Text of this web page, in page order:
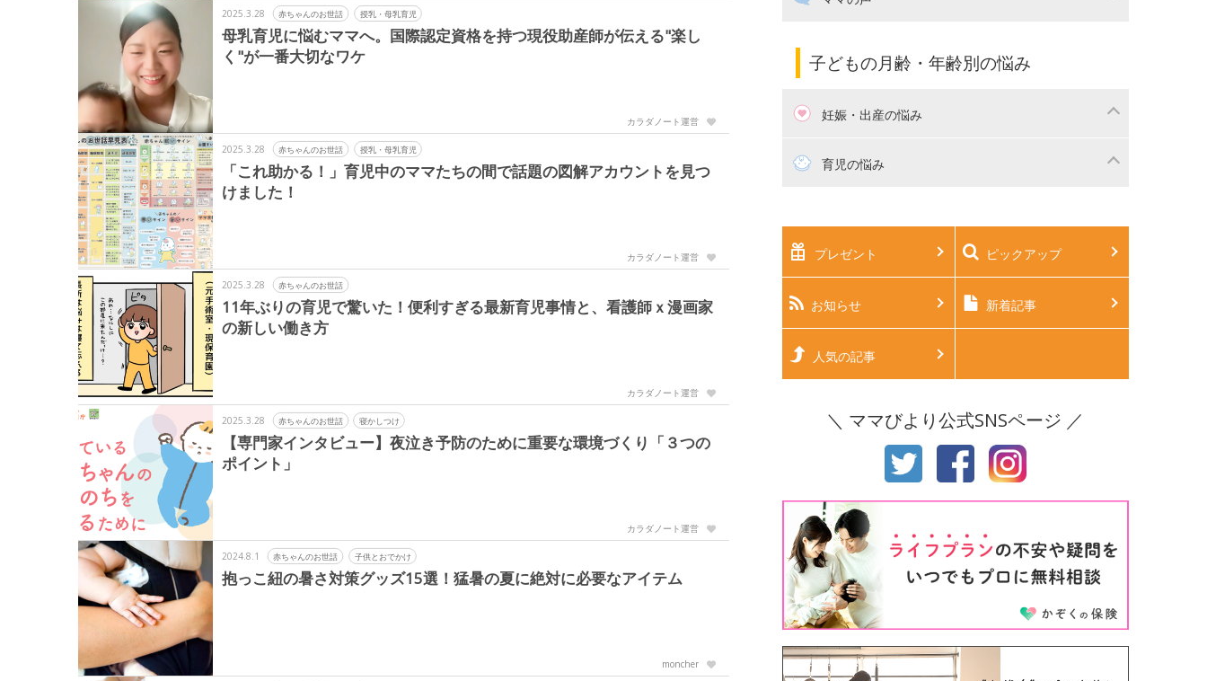
2025.3.28 赤ちゃんのお世話 授乳・母乳育児
母乳育児に悩むママへ。国際認定資格を持つ現役助産師が伝える"楽し
く"が一番大切なワケ
カラダノート運営
2025.3.28 赤ちゃんのお世話 授乳・母乳育児
「これ助かる！」育児中のママたちの間で話題の図解アカウントを見つ
けました！
カラダノート運営
2025.3.28 赤ちゃんのお世話
11年ぶりの育児で驚いた！便利すぎる最新育児事情と、看護師ｘ漫画家
の新しい働き方
カラダノート運営
2025.3.28 赤ちゃんのお世話 寝かしつけ
【専門家インタビュー】夜泣き予防のために重要な環境づくり「３つの
ポイント」
カラダノート運営
2024.8.1 赤ちゃんのお世話 子供とおでかけ
抱っこ紐の暑さ対策グッズ15選！猛暑の夏に絶対に必要なアイテム
moncher
子育てコラム
子どもの月齢・年齢別の悩み
妊娠・出産の悩み
妊活 育児の悩み
生後2ヶ月 生後3ヶ月
生後4ヶ月 生後5ヶ月
生後6ヶ月
生後11ヶ月
3才 4才
5才 6才
プレゼント ピックアップ
お知らせ 新着記事
人気の記事
＼ ママびより公式SNSページ ／